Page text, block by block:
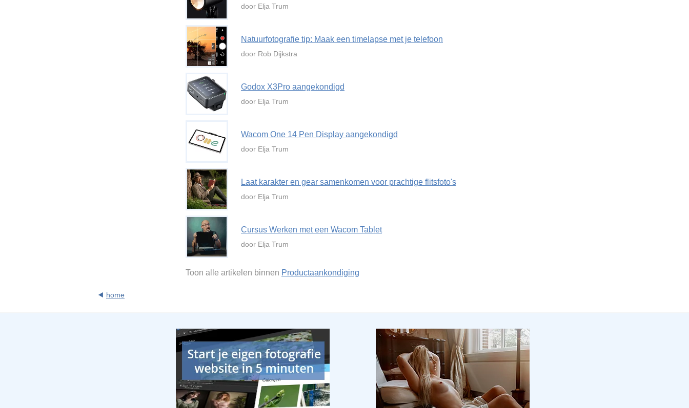
door Elja Trum
Natuurfotografie tip: Maak een timelapse met je telefoon
door Rob Dijkstra
Godox X3Pro aangekondigd
door Elja Trum
Wacom One 14 Pen Display aangekondigd
door Elja Trum
Laat karakter en gear samenkomen voor prachtige flitsfoto's
door Elja Trum
Cursus Werken met een Wacom Tablet
door Elja Trum
Toon alle artikelen binnen Productaankondiging
home